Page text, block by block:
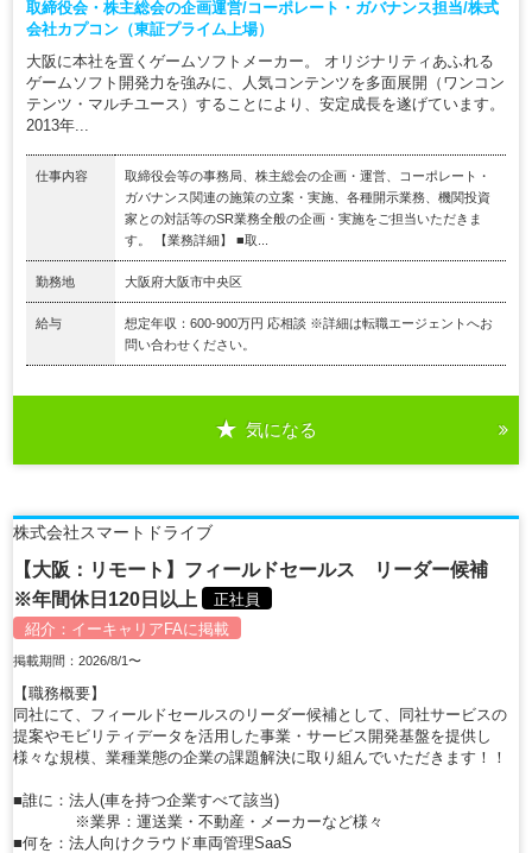
取締役会・株主総会の企画運営/コーポレート・ガバナンス担当/株式
会社カプコン（東証プライム上場）
大阪に本社を置くゲームソフトメーカー。 オリジナリティあふれる
ゲームソフト開発力を強みに、人気コンテンツを多面展開（ワンコン
テンツ・マルチユース）することにより、安定成長を遂げています。
2013年...
仕事内容
取締役会等の事務局、株主総会の企画・運営、コーポレート・
ガバナンス関連の施策の立案・実施、各種開示業務、機関投資
家との対話等のSR業務全般の企画・実施をご担当いただきま
す。 【業務詳細】 ■取...
勤務地 大阪府大阪市中央区
給与
想定年収：600-900万円 応相談 ※詳細は転職エージェントへお
問い合わせください。
気になる
株式会社スマートドライブ
【大阪：リモート】フィールドセールス リーダー候補
※年間休日120日以上
正社員
紹介： イーキャリアFAに掲載
掲載期間：2026/8/1〜
【職務概要】
同社にて、フィールドセールスのリーダー候補として、同社サービスの
提案やモビリティデータを活用した事業・サービス開発基盤を提供し
様々な規模、業種業態の企業の課題解決に取り組んでいただきます！！
■誰に：法人(車を持つ企業すべて該当)
※業界：運送業・不動産・メーカーなど様々
■何を：法人向けクラウド車両管理SaaS